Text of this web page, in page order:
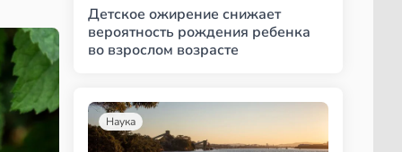
Детское ожирение снижает
вероятность рождения ребенка
во взрослом возрасте
Наука